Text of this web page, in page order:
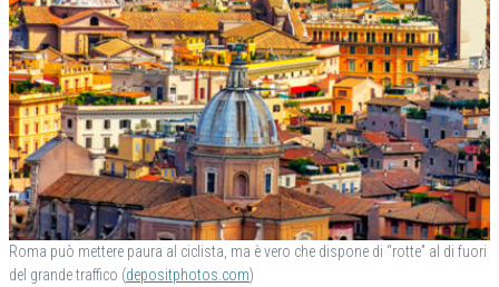
Roma può mettere paura al ciclista, ma è vero che dispone di “rotte” al di fuori
del grande traffico (depositphotos.com)